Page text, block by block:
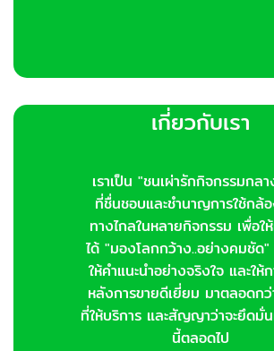
เกี่ยวกับเรา
เราเป็น "ชนเผ่ารักกิจกรรมกล
ที่ชื่นชอบและชำนาญการใช้กล้
ทางไกลในหลายกิจกรรม เพื่อใ
ได้ "มองโลกกว้าง..อย่างคมชัด"
ให้คำแนะนำอย่างจริงใจ และให้
หลังการขายดีเยี่ยม มาตลอดก
ที่ให้บริการ และสัญญาว่าจะยึดมั่
นี้ตลอดไป